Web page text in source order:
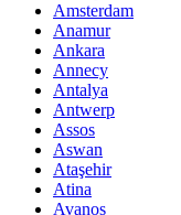
Amsterdam
Anamur
Ankara
Annecy
Antalya
Antwerp
Assos
Aswan
Ataşehir
Atina
Avanos